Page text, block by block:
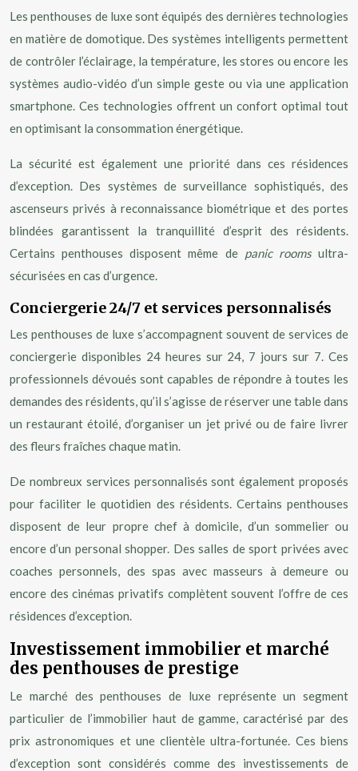
Les penthouses de luxe sont équipés des dernières technologies
en matière de domotique. Des systèmes intelligents permettent
de contrôler l’éclairage, la température, les stores ou encore les
systèmes audio-vidéo d’un simple geste ou via une application
smartphone. Ces technologies offrent un confort optimal tout
en optimisant la consommation énergétique.
La sécurité est également une priorité dans ces résidences
d’exception. Des systèmes de surveillance sophistiqués, des
ascenseurs privés à reconnaissance biométrique et des portes
blindées garantissent la tranquillité d’esprit des résidents.
Certains penthouses disposent même de panic roomsultra-
sécurisées en cas d’urgence.
Conciergerie 24/7 et services personnalisés
Les penthouses de luxe s’accompagnent souvent de services de
conciergerie disponibles 24 heures sur 24, 7 jours sur 7. Ces
professionnels dévoués sont capables de répondre à toutes les
demandes des résidents, qu’il s’agisse de réserver une table dans
un restaurant étoilé, d’organiser un jet privé ou de faire livrer
des fleurs fraîches chaque matin.
De nombreux services personnalisés sont également proposés
pour faciliter le quotidien des résidents. Certains penthouses
disposent de leur propre chef à domicile, d’un sommelier ou
encore d’un personal shopper. Des salles de sport privées avec
coaches personnels, des spas avec masseurs à demeure ou
encore des cinémas privatifs complètent souvent l’offre de ces
résidences d’exception.
Investissement immobilier et marché
des penthouses de prestige
Le marché des penthouses de luxe représente un segment
particulier de l’immobilier haut de gamme, caractérisé par des
prix astronomiques et une clientèle ultra-fortunée. Ces biens
d’exception sont considérés comme des investissements de